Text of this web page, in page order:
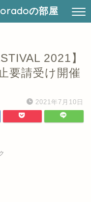
の部屋
2021】
要請受け開催
2021年7月10日